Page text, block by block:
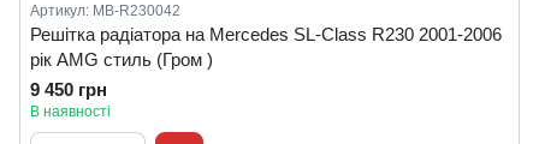
Артикул: MB-R230042
Решітка радіатора на Mercedes SL-Class R230 2001-2006
рік AMG стиль (Гром )
9 450 грн
В наявності